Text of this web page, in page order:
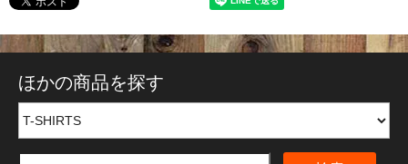
ほかの商品を探す